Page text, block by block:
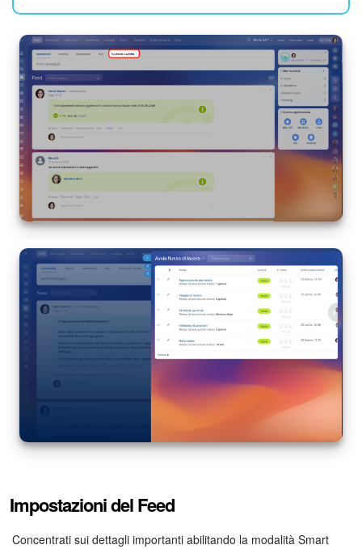
Impostazioni del Feed
Concentrati sui dettagli importanti abilitando la modalità Smart